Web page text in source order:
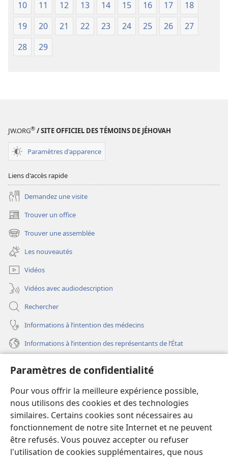
Paramètres de confidentialité
Pour vous offrir la meilleure expérience possible,
nous utilisons des cookies et des technologies
similaires. Certains cookies sont nécessaires au
fonctionnement de notre site Internet et ne peuvent
être refusés. Vous pouvez accepter ou refuser
l'utilisation de cookies supplémentaires, que nous
2018)
2018)
10
11 12 13 14 15 16 17
18
19
20 21 22 23 24 25 26
27
28
29
JW.ORG® / SITE OFFICIEL DES TÉMOINS DE JÉHOVAH
Paramètres d'apparence
Liens d'accès rapide
Demandez une visite
Trouver un office
(ouvre
une
nouvelle
fenêtre)
Trouver une assemblée
(ouvre
une
nouvelle
fenêtre)
Les nouveautés
Vidéos
Vidéos avec audiodescription
Rechercher
Informations à l’intention des médecins
Informations à l’intention des représentants de l’État
(ouvre
une
nouvelle
fenêtre)
Bibliothèque en ligne
(ouvre
une
nouvelle
fenêtre)
JW Hub®
(ouvre
une